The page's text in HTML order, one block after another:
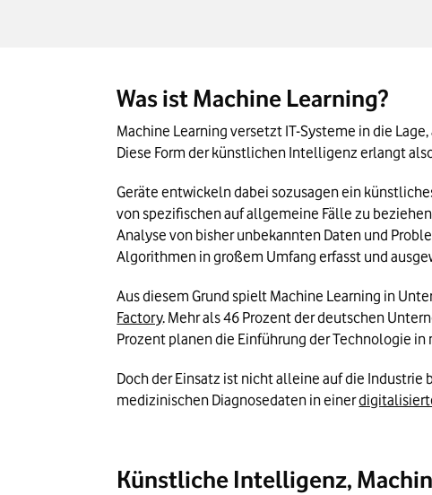
Was ist Machine Learning?
Machine Learning versetzt IT-Systeme in die
Diese Form der künstlichen Intelligenz erlangt
Geräte entwickeln dabei sozusagen ein
von spezifischen auf allgemeine Fälle zu
Analyse von bisher unbekannten Daten und
Algorithmen in großem Umfang erfasst und
Aus diesem Grund spielt Machine Learning in
Factory. Mehr als 46 Prozent der deutschen
Prozent planen die Einführung der Technologie
Doch der Einsatz ist nicht alleine auf die
medizinischen Diagnosedaten in einer
Künstliche Intelligenz,